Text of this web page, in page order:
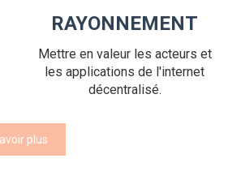
RAYONNEMENT
Mettre en valeur les acteurs et
les applications de l'internet
décentralisé.
plus